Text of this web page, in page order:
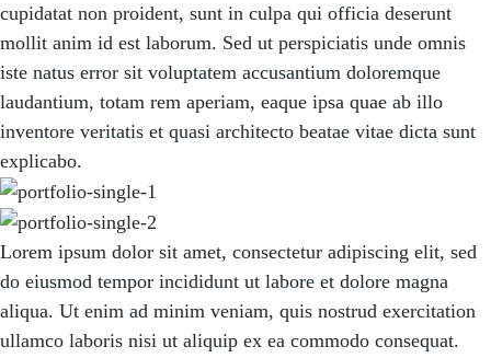
cupidatat non proident, sunt in culpa qui officia deserunt
mollit anim id est laborum. Sed ut perspiciatis unde omnis
iste natus error sit voluptatem accusantium doloremque
laudantium, totam rem aperiam, eaque ipsa quae ab illo
inventore veritatis et quasi architecto beatae vitae dicta sunt
explicabo.
Lorem ipsum dolor sit amet, consectetur adipiscing elit, sed
do eiusmod tempor incididunt ut labore et dolore magna
aliqua. Ut enim ad minim veniam, quis nostrud exercitation
ullamco laboris nisi ut aliquip ex ea commodo consequat.